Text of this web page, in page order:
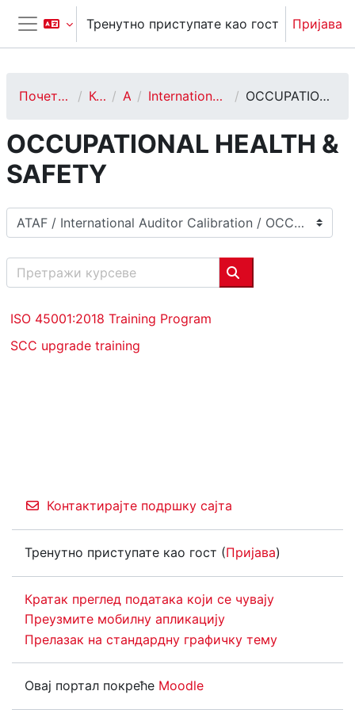
Иди на главни садржај
Бочни панел
Тренутно приступате као гост Пријава
Почетна страница Курсеви ATAF International Auditor Calibration OCCUPATIONAL HEALTH & SAFETY
OCCUPATIONAL HEALTH &
SAFETY
Категорије курсева
Претражи курсеве
Претражи курсеве
ISO 45001:2018 Training Program
SCC upgrade training
Контактирајте подршку сајта
Тренутно приступате као гост (Пријава)
Кратак преглед података који се чувају
Преузмите мобилну апликацију
Прелазак на стандардну графичку тему
Овај портал покреће Moodle